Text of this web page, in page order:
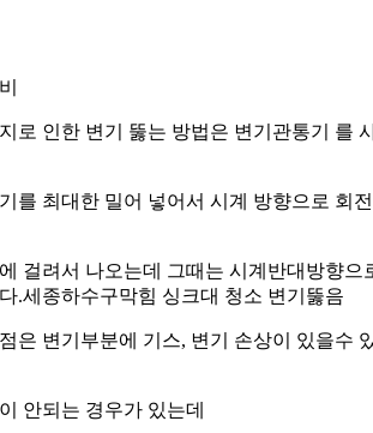
로 인한 변기 뚫는 방법은 변기관통기 를
를 최대한 밀어 넣어서 시계 방향으로 회
걸려서 나오는데 그때는 시계반대방향으
.세종하수구막힘 싱크대 청소 변기뚫음
은 변기부분에 기스, 변기 손상이 있을수
안되는 경우가 있는데